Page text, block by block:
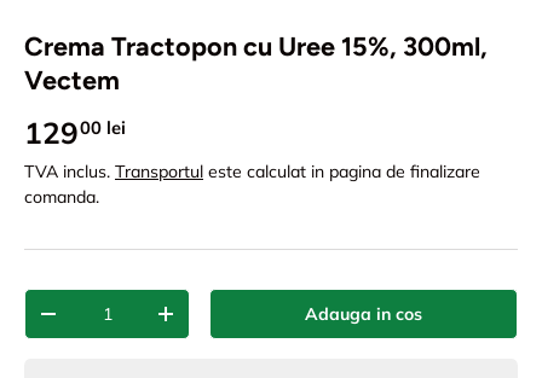
Crema Tractopon cu Uree 15%, 300ml,
Vectem
12900 lei
TVA inclus. Transportul este calculat in pagina de finalizare
comanda.
Cant.
-
+ Adauga in cos